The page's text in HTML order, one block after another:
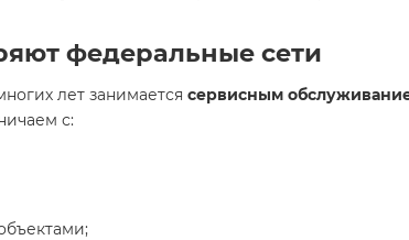
федеральные сети
лет занимается сервисным
с: